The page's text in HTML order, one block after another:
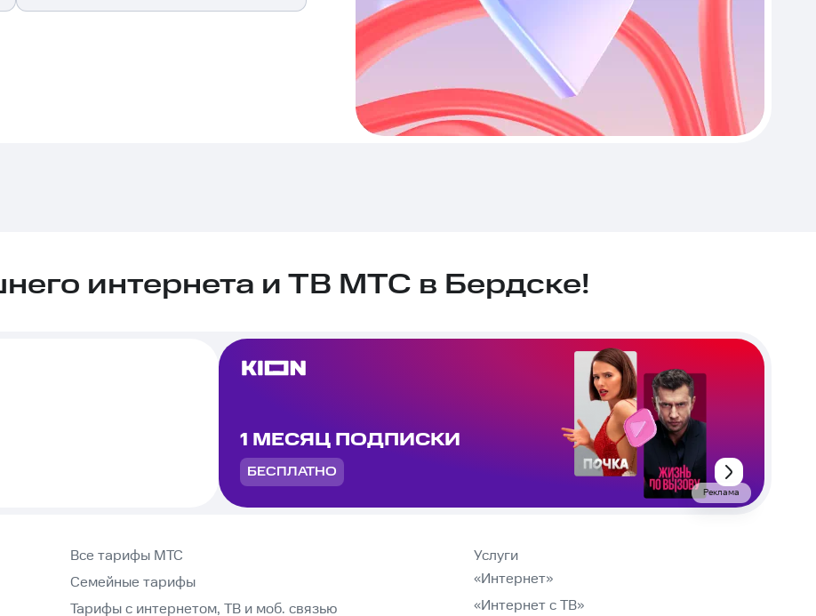
интернета и ТВ МТС в Бердске!
1 МЕСЯЦ ПОДПИСКИ
БЕСПЛАТНО
Реклама
Все тарифы МТС
Семейные тарифы
Тарифы с интернетом, ТВ и моб. связью
Услуги
«Интернет»
«Интернет с ТВ»